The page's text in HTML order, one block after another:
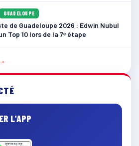
GUADELOUPE
de Guadeloupe 2026 : Edwin Nubul
Top 10 lors de la 7ᵉ étape
L'APP